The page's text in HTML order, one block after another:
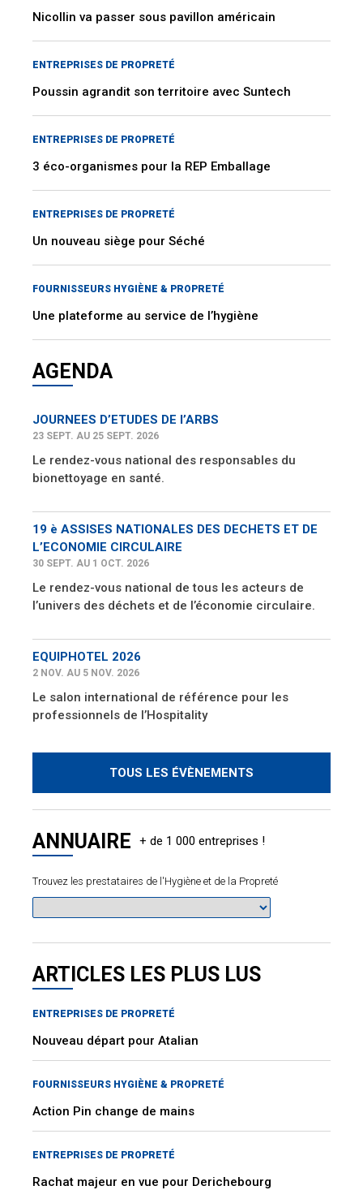
Nicollin va passer sous pavillon américain
ENTREPRISES DE PROPRETÉ
Poussin agrandit son territoire avec Suntech
ENTREPRISES DE PROPRETÉ
3 éco-organismes pour la REP Emballage
ENTREPRISES DE PROPRETÉ
Un nouveau siège pour Séché
FOURNISSEURS HYGIÈNE & PROPRETÉ
Une plateforme au service de l’hygiène
AGENDA
JOURNEES D’ETUDES DE l’ARBS
23 SEPT. AU 25 SEPT. 2026
Le rendez-vous national des responsables du
bionettoyage en santé.
19 è ASSISES NATIONALES DES DECHETS ET DE
L’ECONOMIE CIRCULAIRE
30 SEPT. AU 1 OCT. 2026
Le rendez-vous national de tous les acteurs de
l’univers des déchets et de l’économie circulaire.
EQUIPHOTEL 2026
2 NOV. AU 5 NOV. 2026
Le salon international de référence pour les
professionnels de l’Hospitality
TOUS LES ÉVÈNEMENTS
ANNUAIRE
Trouvez les prestataires de l'Hygiène et de la Propreté
ARTICLES LES PLUS LUS
ENTREPRISES DE PROPRETÉ
Nouveau départ pour Atalian
FOURNISSEURS HYGIÈNE & PROPRETÉ
Action Pin change de mains
ENTREPRISES DE PROPRETÉ
Rachat majeur en vue pour Derichebourg